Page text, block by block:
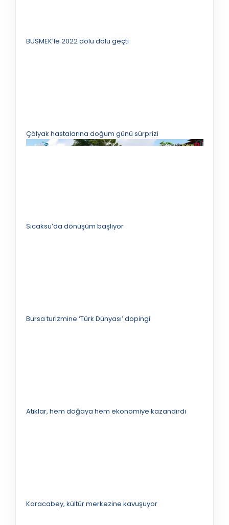
BUSMEK’le 2022 dolu dolu geçti
Çölyak hastalarına doğum günü sürprizi
Sıcaksu’da dönüşüm başlıyor
Bursa turizmine ‘Türk Dünyası’ dopingi
Atıklar, hem doğaya hem ekonomiye kazandırdı
Karacabey, kültür merkezine kavuşuyor